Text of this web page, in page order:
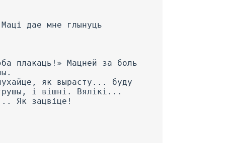
дае мне глынуць
плакаць!» Мацней за боль
як вырасту... буду
і вішні. Вялікі...
Як зацвіце!